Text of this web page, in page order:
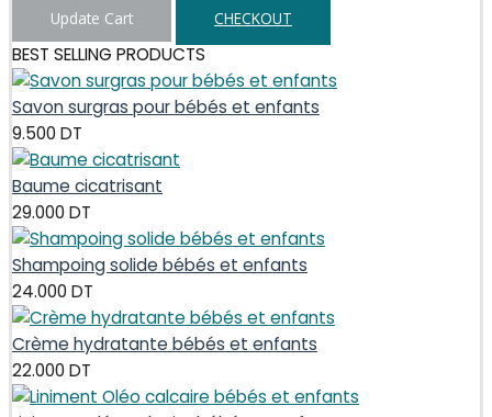
Update Cart CHECKOUT
BEST SELLING PRODUCTS
Savon surgras pour bébés et enfants
9.500 DT
Baume cicatrisant
29.000 DT
Shampoing solide bébés et enfants
24.000 DT
Crème hydratante bébés et enfants
22.000 DT